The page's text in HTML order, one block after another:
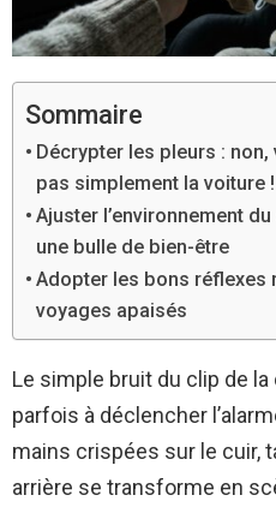
Sommaire
Décrypter les pleurs :
pas simplement la voiture !
Ajuster l’environnement
une bulle de bien-être
Adopter les bons réflexes
voyages apaisés
Le simple bruit du clip de
parfois à déclencher
mains crispées sur le cuir,
arrière se transforme en